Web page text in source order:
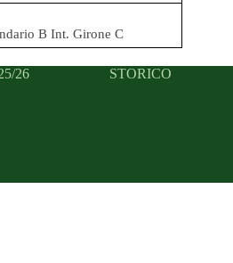
B Int. Girone C
26 STORICO